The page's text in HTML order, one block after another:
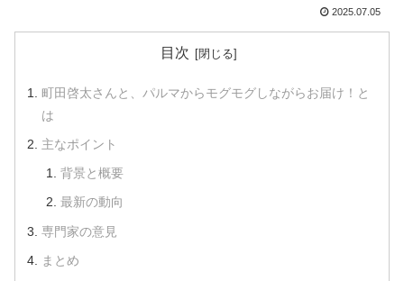
2025.07.05
目次
町田啓太さんと、パルマからモグモグしながらお届け！と
は
主なポイント
背景と概要
最新の動向
専門家の意見
まとめ